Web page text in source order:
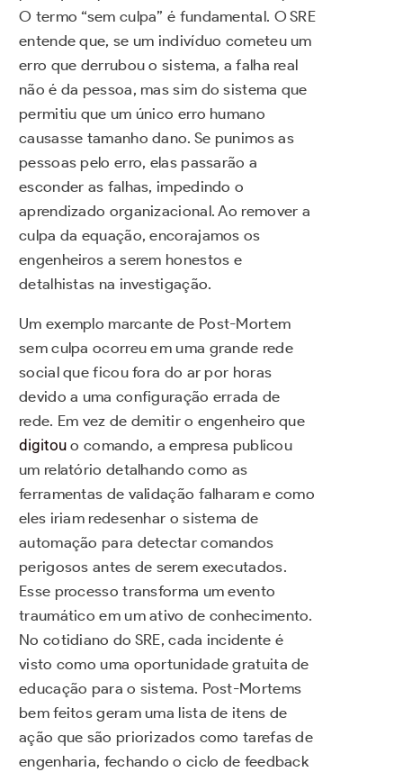
O termo “sem culpa” é fundamental. O SRE
entende que, se um indivíduo cometeu um
erro que derrubou o sistema, a falha real
não é da pessoa, mas sim do sistema que
permitiu que um único erro humano
causasse tamanho dano. Se punimos as
pessoas pelo erro, elas passarão a
esconder as falhas, impedindo o
aprendizado organizacional. Ao remover a
culpa da equação, encorajamos os
engenheiros a serem honestos e
detalhistas na investigação.
Um exemplo marcante de Post-Mortem
sem culpa ocorreu em uma grande rede
social que ficou fora do ar por horas
devido a uma configuração errada de
rede. Em vez de demitir o engenheiro que
digitou o comando, a empresa publicou
um relatório detalhando como as
ferramentas de validação falharam e como
eles iriam redesenhar o sistema de
automação para detectar comandos
perigosos antes de serem executados.
Esse processo transforma um evento
traumático em um ativo de conhecimento.
No cotidiano do SRE, cada incidente é
visto como uma oportunidade gratuita de
educação para o sistema. Post-Mortems
bem feitos geram uma lista de itens de
ação que são priorizados como tarefas de
engenharia, fechando o ciclo de feedback